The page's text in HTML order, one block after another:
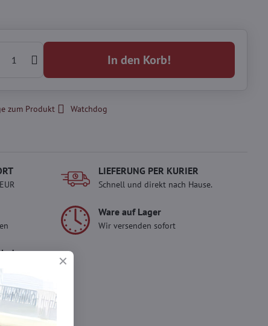
In den Korb!
zum Produkt Watchdog
LIEFERUNG PER KURIER
Schnell und direkt nach Hause.
Ware auf Lager
Wir versenden sofort
und
im